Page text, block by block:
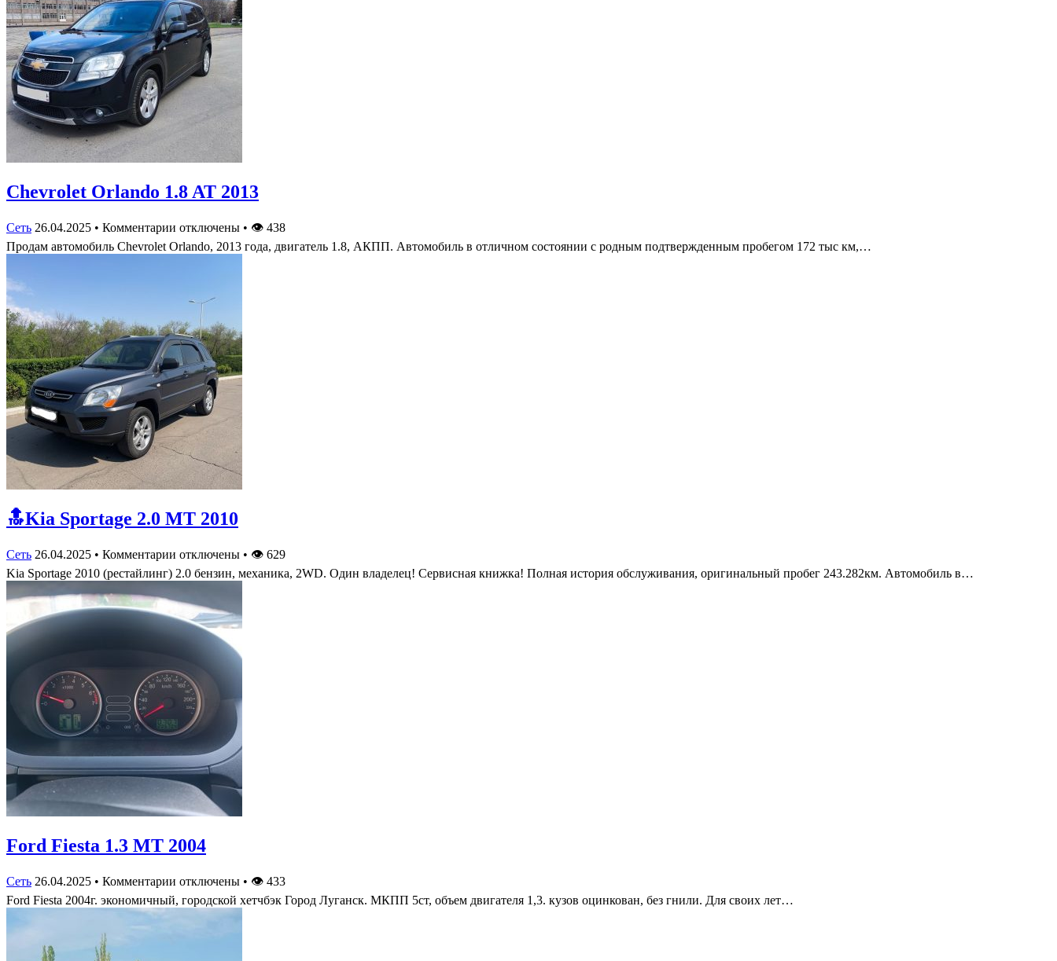
Chevrolet Orlando 1.8 AT 2013
Сеть 26.04.2025 • Комментарии отключены • 👁 438
Продам автомобиль Chevrolet Orlando, 2013 года, двигатель 1.8, АКПП. Автомобиль в отличном состоянии с родным подтвержденным пробегом 172 тыс км,…
🔝Kia Sportage 2.0 MT 2010
Сеть 26.04.2025 • Комментарии отключены • 👁 629
Kia Sportage 2010 (рестайлинг) 2.0 бензин, механика, 2WD. Один владелец! Сервисная книжка! Полная история обслуживания, оригинальный пробег 243.282км. Автомобиль в…
Ford Fiesta 1.3 MT 2004
Сеть 26.04.2025 • Комментарии отключены • 👁 433
Ford Fiesta 2004г. экономичный, городской хетчбэк Город Луганск. МКПП 5ст, объем двигателя 1,3. кузов оцинкован, без гнили. Для своих лет…